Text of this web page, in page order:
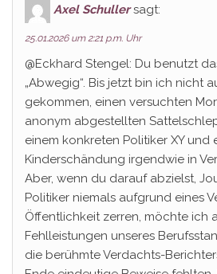
Axel Schuller sagt:
25.01.2026 um 2:21 p.m. Uhr
@Eckhard Stengel: Du benutzt
„Abwegig“. Bis jetzt bin ich nicht
gekommen, einen versuchten
anonym abgestellten
einem konkreten Politiker XY und
Kinderschändung irgendwie in
Aber, wenn du darauf abzielst,
Politiker niemals aufgrund eines
Öffentlichkeit zerren, möchte ich
Fehlleistungen unseres
die berühmte Verdachts-